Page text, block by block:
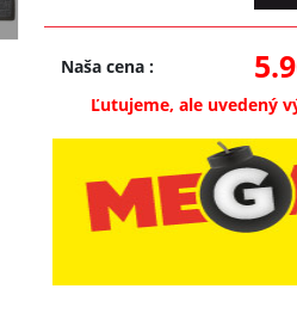
Naša cena:
Ľutujeme, ale uvedený